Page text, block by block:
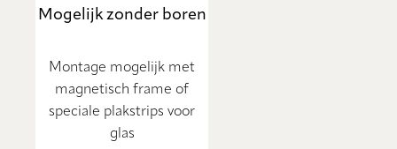
Mogelijk zonder boren
Montage mogelijk met
magnetisch frame of
speciale plakstrips voor
glas